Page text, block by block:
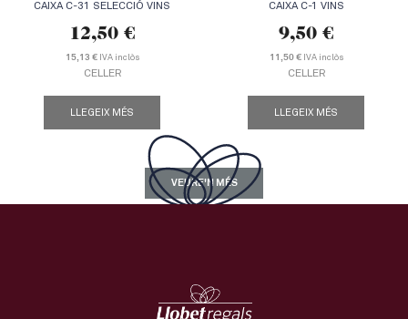
CAIXA C-31 SELECCIÓ VINS
12,50 €
15,13 €IVA inclòs
CELLER
LLEGEIX MÉS
CAIXA C-1 VINS
9,50 €
11,50 €IVA inclòs
CELLER
LLEGEIX MÉS
VEURE'N MÉS